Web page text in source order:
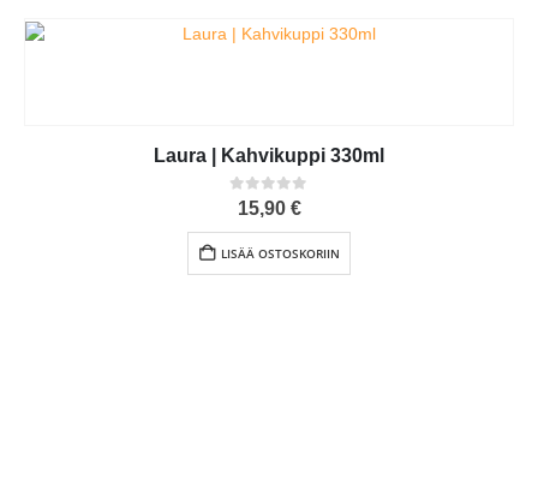
Laura | Kahvikuppi 330ml
out of 5
15,90 €
LISÄÄ OSTOSKORIIN